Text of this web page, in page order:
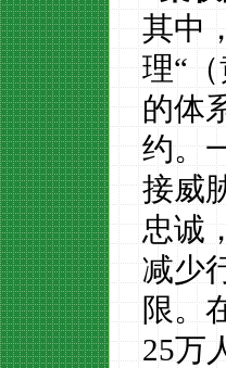
其中
理“
的体
约。
接威
忠诚
减少
限。
25万